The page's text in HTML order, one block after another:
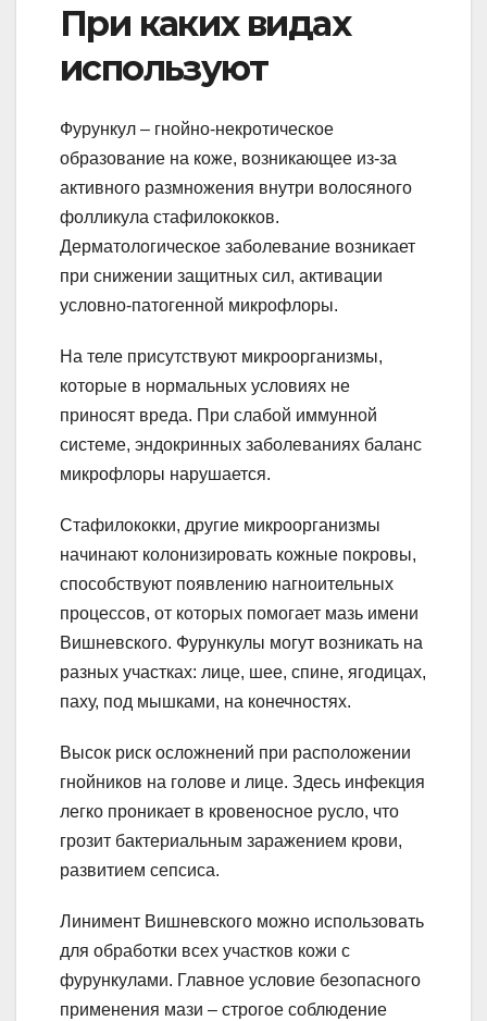
При каких видах
используют
Фурункул – гнойно-некротическое
образование на коже, возникающее из-за
активного размножения внутри волосяного
фолликула стафилококков.
Дерматологическое заболевание возникает
при снижении защитных сил, активации
условно-патогенной микрофлоры.
На теле присутствуют микроорганизмы,
которые в нормальных условиях не
приносят вреда. При слабой иммунной
системе, эндокринных заболеваниях баланс
микрофлоры нарушается.
Стафилококки, другие микроорганизмы
начинают колонизировать кожные покровы,
способствуют появлению нагноительных
процессов, от которых помогает мазь имени
Вишневского. Фурункулы могут возникать на
разных участках: лице, шее, спине, ягодицах,
паху, под мышками, на конечностях.
Высок риск осложнений при расположении
гнойников на голове и лице. Здесь инфекция
легко проникает в кровеносное русло, что
грозит бактериальным заражением крови,
развитием сепсиса.
Линимент Вишневского можно использовать
для обработки всех участков кожи с
фурункулами. Главное условие безопасного
применения мази – строгое соблюдение